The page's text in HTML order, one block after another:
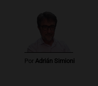
Por Adrián Simioni